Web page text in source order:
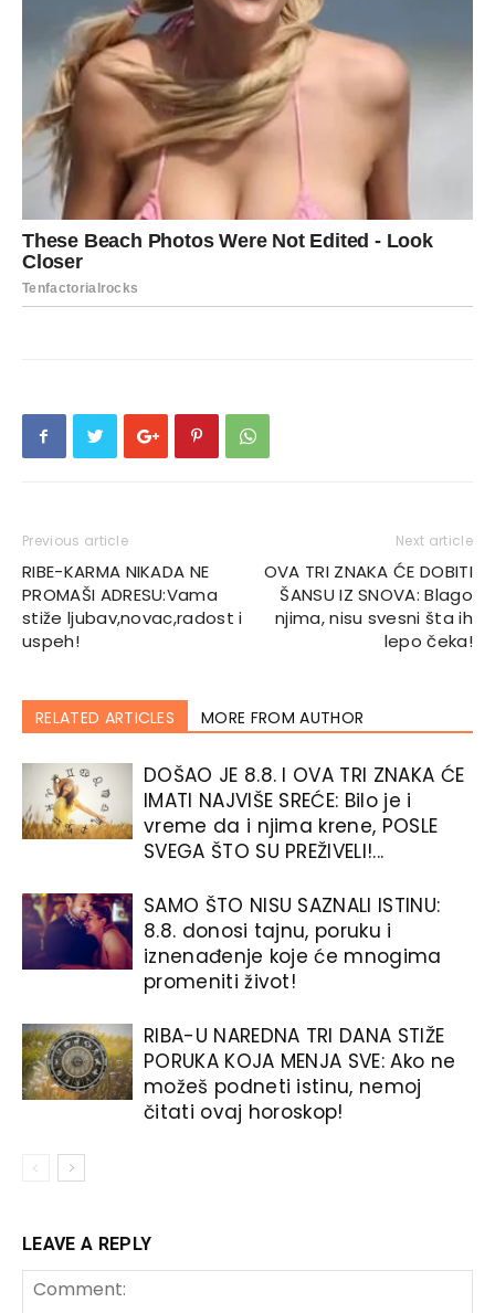
Previous article
RIBE-KARMA NIKADA NE
PROMAŠI ADRESU:Vama
stiže ljubav,novac,radost i
uspeh!
Next article
OVA TRI ZNAKA ĆE DOBITI
ŠANSU IZ SNOVA: Blago
njima, nisu svesni šta ih
lepo čeka!
RELATED ARTICLES MORE FROM AUTHOR
DOŠAO JE 8.8. I OVA TRI ZNAKA ĆE
IMATI NAJVIŠE SREĆE: Bilo je i
vreme da i njima krene, POSLE
SVEGA ŠTO SU PREŽIVELI!...
SAMO ŠTO NISU SAZNALI ISTINU:
8.8. donosi tajnu, poruku i
iznenađenje koje će mnogima
promeniti život!
RIBA-U NAREDNA TRI DANA STIŽE
PORUKA KOJA MENJA SVE: Ako ne
možeš podneti istinu, nemoj
čitati ovaj horoskop!
LEAVE A REPLY